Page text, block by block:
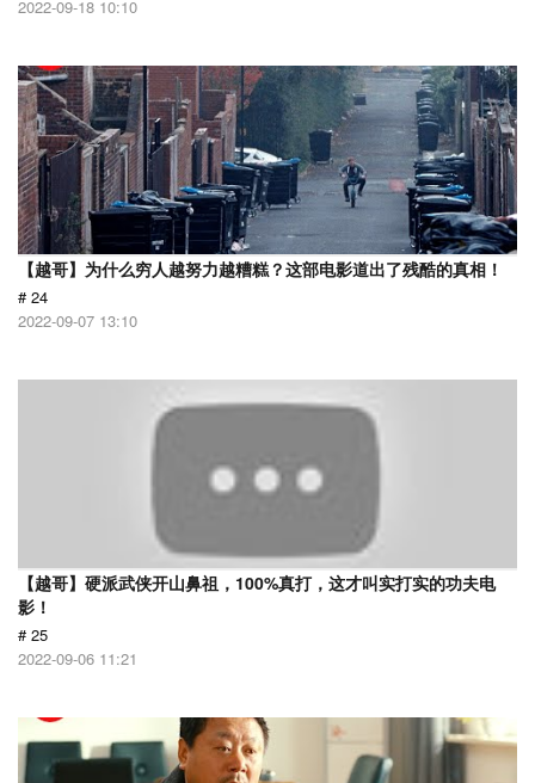
2022-09-18 10:10
【越哥】为什么穷人越努力越糟糕？这部电影道出了残酷的真相！
# 24
2022-09-07 13:10
【越哥】硬派武侠开山鼻祖，100%真打，这才叫实打实的功夫电
影！
# 25
2022-09-06 11:21